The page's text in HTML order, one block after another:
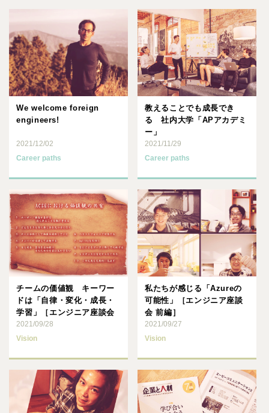
We welcome foreign
engineers!
2021/12/02
Career paths
教えることでも成長でき
る 社内大学「APアカデミ
ー」
2021/11/29
Career paths
チームの価値観 キーワー
ドは「自律・変化・成長・
学習」［エンジニア座談会
後編］
2021/09/28
Vision
私たちが感じる「Azureの
可能性」［エンジニア座談
会 前編］
2021/09/27
Vision